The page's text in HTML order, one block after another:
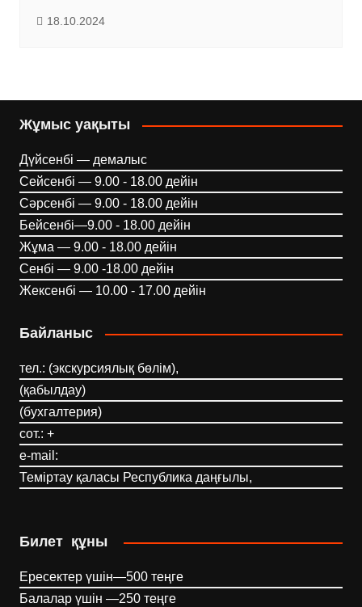
18.10.2024
Жұмыс уақыты
Дүйсенбі — демалыс
Сейсенбі — 9.00 - 18.00 дейін
Сәрсенбі — 9.00 - 18.00 дейін
Бейсенбі—9.00 - 18.00 дейін
Жұма — 9.00 - 18.00 дейін
Сенбі — 9.00 -18.00 дейін
Жексенбі — 10.00 - 17.00 дейін
Байланыс
тел.: (экскурсиялық бөлім),
(қабылдау)
(бухгалтерия)
сот.: +
e-mail:
Теміртау қаласы Республика даңғылы,
Билет құны
Ересектер үшін—500 теңге
Балалар үшін —250 теңге